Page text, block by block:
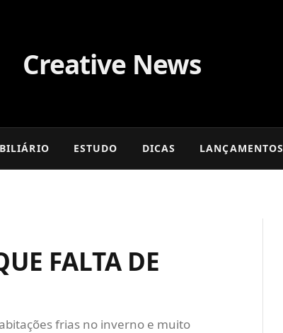
ESTUDO DICAS LANÇAMENTOS
FALTA DE
frias no inverno e muito